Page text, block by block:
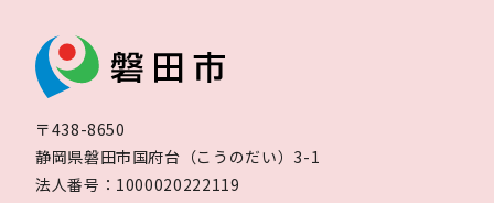
〒438-8650
静岡県磐田市国府台（こうのだい）3-1
法人番号： 1000020222119